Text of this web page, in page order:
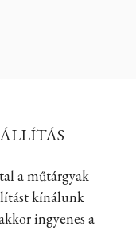
a műtárgyak
kínálunk
ingyenes a